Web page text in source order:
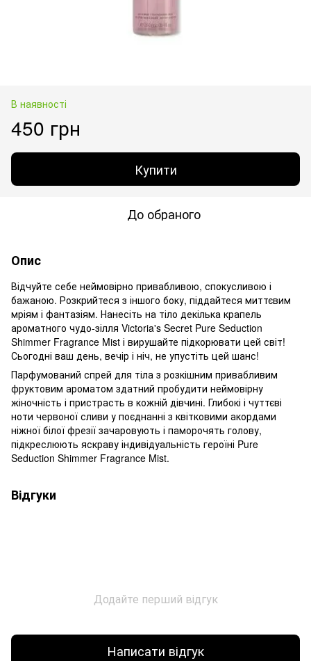
В наявності
450 грн
Купити
До обраного
Опис
Відчуйте себе неймовірно привабливою, спокусливою і
бажаною. Розкрийтеся з іншого боку, піддайтеся миттєвим
мріям і фантазіям. Нанесіть на тіло декілька крапель
ароматного чудо-зілля Victoria's Secret Pure Seduction
Shimmer Fragrance Mist і вирушайте підкорювати цей світ!
Сьогодні ваш день, вечір і ніч, не упустіть цей шанс!
Парфумований спрей для тіла з розкішним привабливим
фруктовим ароматом здатний пробудити неймовірну
жіночність і пристрасть в кожній дівчині. Глибокі і чуттєві
ноти червоної сливи у поєднанні з квітковими акордами
ніжної білої фрезії зачаровують і паморочять голову,
підкреслюють яскраву індивідуальність героїні Pure
Seduction Shimmer Fragrance Mist.
Відгуки
Додайте перший відгук
Написати відгук